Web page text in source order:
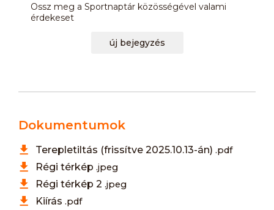
Ossz meg a Sportnaptár közösségével valami
érdekeset
új bejegyzés
Dokumentumok
Terepletiltás (frissítve 2025.10.13-án) .pdf
Régi térkép .jpeg
Régi térkép 2 .jpeg
Kiírás .pdf